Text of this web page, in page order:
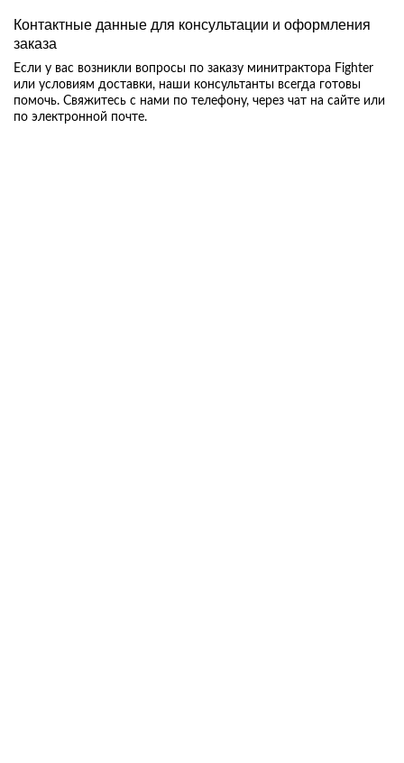
Контактные данные для консультации и оформления
заказа
Если у вас возникли вопросы по заказу минитрактора Fighter
или условиям доставки, наши консультанты всегда готовы
помочь. Свяжитесь с нами по телефону, через чат на сайте или
по электронной почте.